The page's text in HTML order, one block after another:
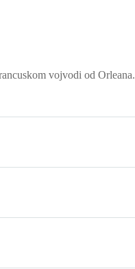
vojvodi od Orleana.